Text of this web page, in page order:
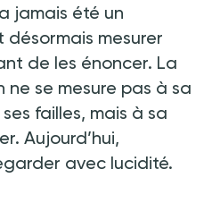
jamais été un
désormais mesurer
de les énoncer. La
ne se mesure pas à sa
failles, mais à sa
Aujourd’hui,
avec lucidité.